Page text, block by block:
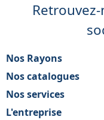
Nos Rayons
Nos catalogues
Nos services
L'entreprise